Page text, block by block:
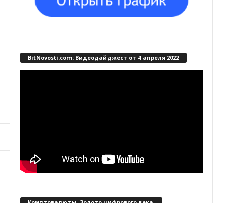
BitNovosti.com: Видеодайджест от 4 апреля 2022